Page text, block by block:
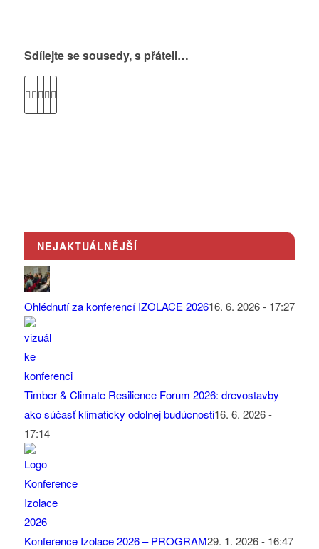
Sdílejte se sousedy, s přáteli…
NEJAKTUÁLNĚJŠÍ
Ohlédnutí za konferencí IZOLACE 202616. 6. 2026 - 17:27
Timber & Climate Resilience Forum 2026: drevostavby
ako súčasť klimaticky odolnej budúcnosti16. 6. 2026 -
17:14
Konference Izolace 2026 – PROGRAM29. 1. 2026 - 16:47